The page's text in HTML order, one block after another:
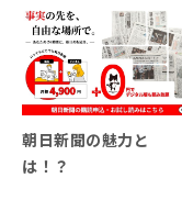
朝日新聞の魅力と
は！？